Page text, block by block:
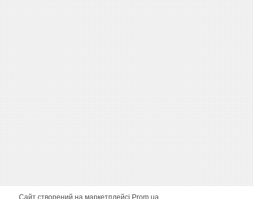
Сайт створений на маркетплейсі Prom.ua